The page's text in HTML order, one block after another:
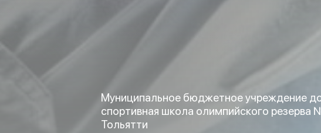
Муниципальное бюджетное учреждение
спортивная школа олимпийского
Тольятти